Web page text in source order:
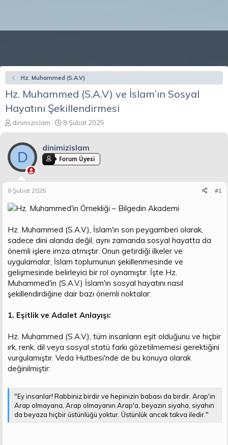
Hz. Muhammed (S.A.V)
Hz. Muhammed (S.A.V) ve İslam’ın Sosyal
Hayatını Şekillendirmesi
K
o
b
y
a
ş
l
t
a
n
dinimizislam
B
a
l
a
n
a
h
i
8 Şubat 2025
D
dinimizislam
Forum Üyesi
8 Şubat 2025 #1
Hz. Muhammed (S.A.V.), İslam'ın son peygamberi olarak,
sadece dini alanda değil, aynı zamanda sosyal hayatta da
önemli işlere imza atmıştır. Onun getirdiği ilkeler ve
uygulamalar, İslam toplumunun şekillenmesinde ve
gelişmesinde belirleyici bir rol oynamıştır. İşte Hz.
Muhammed'in (S.A.V.) İslam'ın sosyal hayatını nasıl
şekillendirdiğine dair bazı önemli noktalar:
1. Eşitlik ve Adalet Anlayışı:
Hz. Muhammed (S.A.V.), tüm insanların eşit olduğunu ve hiçbir
ırk, renk, dil veya sosyal statü farkı gözetilmemesi gerektiğini
vurgulamıştır. Veda Hutbesi'nde de bu konuya olarak
değinilmiştir:
"Ey insanlar! Rabbiniz birdir ve hepinizin babası da birdir. Arap'ın
Arap olmayana, Arap olmayanın Arap'a, beyazın siyaha, siyahın
da beyaza hiçbir üstünlüğü yoktur. Üstünlük ancak takva iledir."